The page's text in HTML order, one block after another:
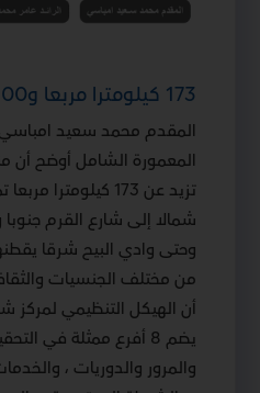
173 كيلومترا مربعا و100 ألف نسمة
المقدم محمد سعيد امباسي
المعمورة الشامل أوضح أن
تزيد عن 173 كيلومترا
شمالا إلى شارع القرم جنوبا
من مختلف الجنسيات
أن الهيكل التنظيمي لمركز
يضم 8 أفرع ممثلة في
والمرور والدوريات ،